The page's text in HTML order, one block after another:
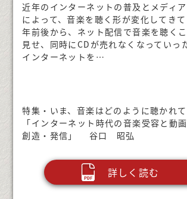
近年のインターネットの普及とメディ
によって、音楽を聴く形が変化してき
年前後から、ネット配信で音楽を聴く
見せ、同時にCDが売れなくなっていっ
インターネットを …
特集・いま、音楽はどのように聴かれ
「インターネット時代の音楽受容と動
創造・発信」 谷口 昭弘
詳しく読む